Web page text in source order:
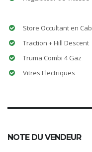
Store Occultant en
Traction + Hill Descent
Truma Combi 4 Gaz
Vitres Electriques
NOTE DU VENDEUR